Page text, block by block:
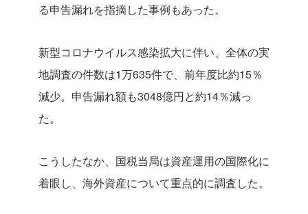
る申告漏れを指摘した事例もあった。
新型コロナウイルス感染拡大に伴い、全体の実
地調査の件数は1万635件で、前年度比約15％
減少。申告漏れ額も3048億円と約14％減っ
た。
こうしたなか、国税当局は資産運用の国際化に
着眼し、海外資産について重点的に調査した。